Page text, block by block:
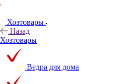
Хозтовары
Назад
Хозтовары
Ведра для дома